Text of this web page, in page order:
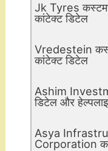
Jk Tyres
कांटेक्ट डिटेल
Vredestein
कांटेक्ट डिटेल
Ashim
डिटेल और
Asya
Corporation